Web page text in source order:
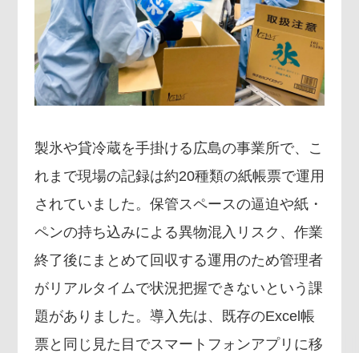
製氷や貸冷蔵を手掛ける広島の事業所で、こ
れまで現場の記録は約20種類の紙帳票で運用
されていました。保管スペースの逼迫や紙・
ペンの持ち込みによる異物混入リスク、作業
終了後にまとめて回収する運用のため管理者
がリアルタイムで状況把握できないという課
題がありました。導入先は、既存のExcel帳
票と同じ見た目でスマートフォンアプリに移